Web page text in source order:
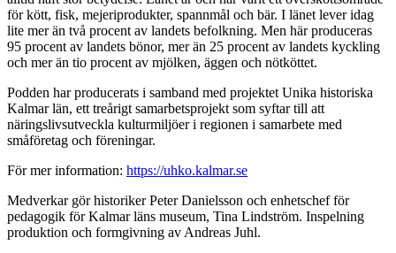
för kött, fisk, mejeriprodukter, spannmål och bär. I länet lever idag
lite mer än två procent av landets befolkning. Men här produceras
95 procent av landets bönor, mer än 25 procent av landets kyckling
och mer än tio procent av mjölken, äggen och nötköttet.
Podden har producerats i samband med projektet Unika historiska
Kalmar län, ett treårigt samarbetsprojekt som syftar till att
näringslivsutveckla kulturmiljöer i regionen i samarbete med
småföretag och föreningar.
För mer information: https://uhko.kalmar.se
Medverkar gör historiker Peter Danielsson och enhetschef för
pedagogik för Kalmar läns museum, Tina Lindström. Inspelning
produktion och formgivning av Andreas Juhl.